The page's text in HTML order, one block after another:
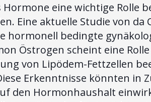
eine wichtige Rolle
Eine aktuelle Studie von da
hormonell bedingte
Östrogen scheint eine Rolle
von Lipödem-Fettzellen
Erkenntnisse könnten in
den Hormonhaushalt